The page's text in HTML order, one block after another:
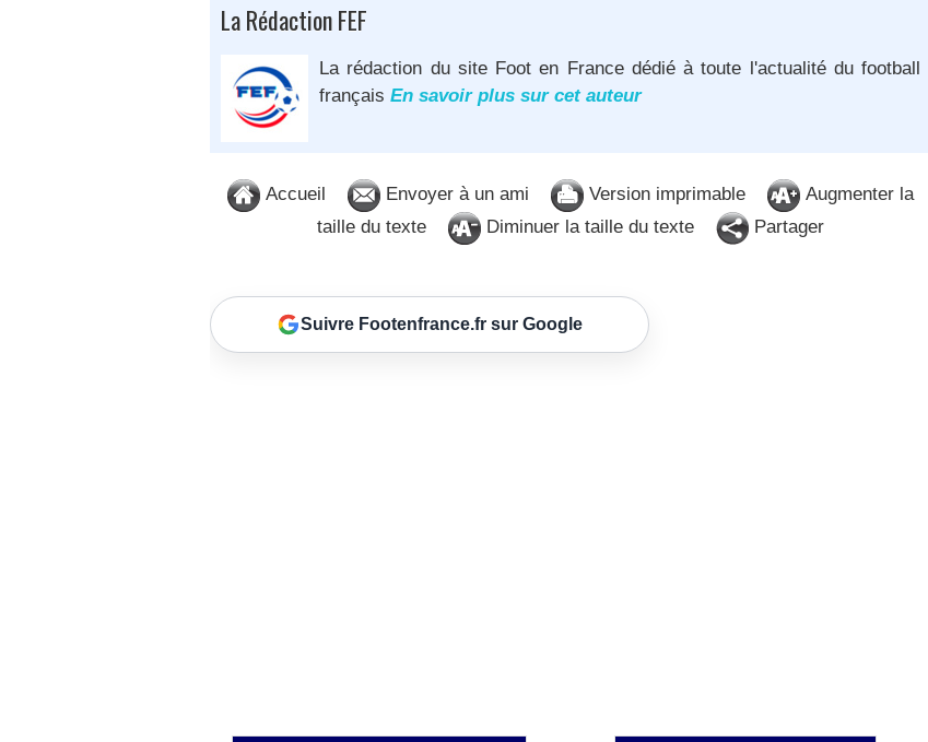
La Rédaction FEF
La rédaction du site Foot en France dédié à toute l'actualité du football
français En savoir plus sur cet auteur
Accueil Envoyer à un ami Version imprimable
Augmenter la
taille du texte
Diminuer la taille du texte Partager
Suivre Footenfrance.fr sur Google